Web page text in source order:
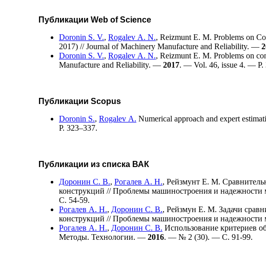
Публикации Web of Science
Doronin S. V., Rogalev A. N., Reizmunt E. M. Problems on
2017) // Journal of Machinery Manufacture and Reliability. —
Doronin S. V., Rogalev A. N., Reizmunt E. M. Problems on
Manufacture and Reliability. — 2017. — Vol. 46, issue 4. — P.
Публикации Scopus
Doronin S., Rogalev A. Numerical approach and expert
P. 323–337.
Публикации из списка ВАК
Доронин С. В., Рогалев А. Н., Рейзмунт Е. М.
конструкций // Проблемы машиностроения и
С. 54-59.
Рогалев А. Н., Доронин С. В., Рейзмун Е. М. Задачи
конструкций // Проблемы машиностроения и
Рогалев А. Н., Доронин С. В. Иcпользование критериев
Методы. Технологии. — 2016. — № 2 (30). — С. 91-99.